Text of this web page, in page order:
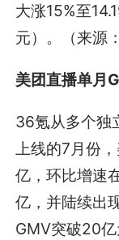
大涨15%至
元）。（来源
美团直播单月
36氪从多个独
上线的7月份
亿，环比增速
亿，并陆续出
GMV突破20